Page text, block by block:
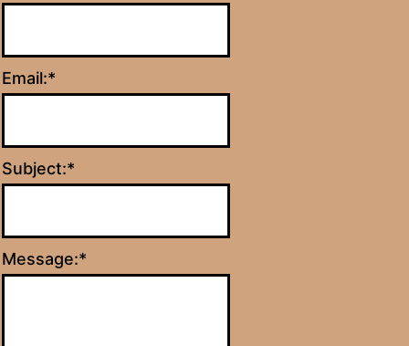
Email:*
Subject:*
Message:*